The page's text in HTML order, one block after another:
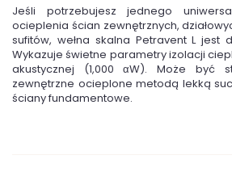
Jeśli potrzebujesz jednego
ocieplenia ścian zewnętrznych,
sufitów, wełna skalna Petravent L jest
Wykazuje świetne parametry izolacji
akustycznej (1,000 αW). Może być
zewnętrzne ocieplone metodą lekką
ściany fundamentowe.